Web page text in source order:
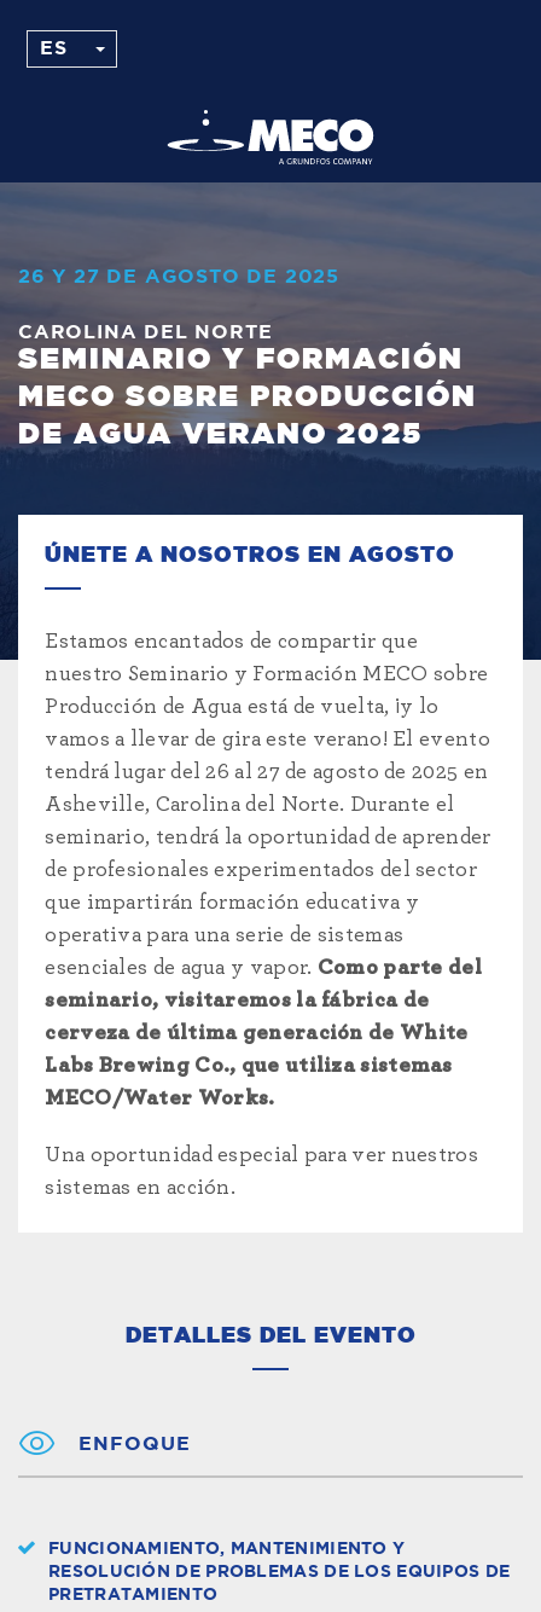
26 Y 27 DE AGOSTO DE 2025
CAROLINA DEL NORTE
SEMINARIO Y FORMACIÓN
MECO SOBRE PRODUCCIÓN
DE AGUA VERANO 2025
ÚNETE A NOSOTROS EN AGOSTO
Estamos encantados de compartir que
nuestro Seminario y Formación MECO sobre
Producción de Agua está de vuelta, ¡y lo
vamos a llevar de gira este verano! El evento
tendrá lugar del 26 al 27 de agosto de 2025 en
Asheville, Carolina del Norte. Durante el
seminario, tendrá la oportunidad de aprender
de profesionales experimentados del sector
que impartirán formación educativa y
operativa para una serie de sistemas
esenciales de agua y vapor. Como parte del
seminario, visitaremos la fábrica de
cerveza de última generación de White
Labs Brewing Co., que utiliza sistemas
MECO/Water Works.
Una oportunidad especial para ver nuestros
sistemas en acción.
DETALLES DEL EVENTO
ENFOQUE
FUNCIONAMIENTO, MANTENIMIENTO Y
RESOLUCIÓN DE PROBLEMAS DE LOS EQUIPOS DE
PRETRATAMIENTO